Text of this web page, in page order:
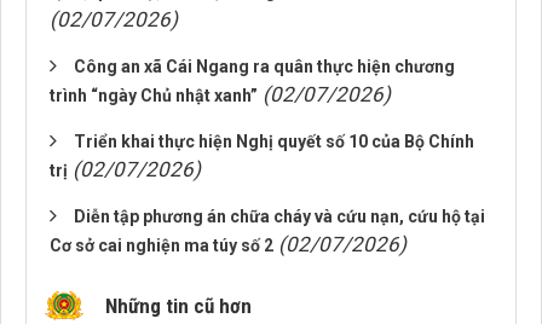
(02/07/2026)
Công an xã Cái Ngang ra quân thực hiện chương
trình “ngày Chủ nhật xanh” (02/07/2026)
Triển khai thực hiện Nghị quyết số 10 của Bộ Chính
trị (02/07/2026)
Diễn tập phương án chữa cháy và cứu nạn, cứu hộ tại
Cơ sở cai nghiện ma túy số 2 (02/07/2026)
Những tin cũ hơn